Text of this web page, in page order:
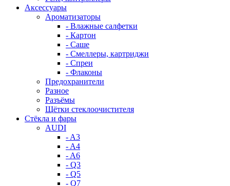
Аксессуары
Ароматизаторы
- Влажные салфетки
- Картон
- Саше
- Смеллеры, картриджи
- Спреи
- Флаконы
Предохранители
Разное
Разъёмы
Щётки стеклоочистителя
Стёкла и фары
AUDI
- A3
- A4
- A6
- Q3
- Q5
- Q7